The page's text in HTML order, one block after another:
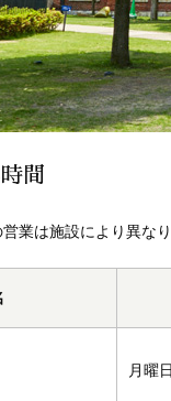
間
業は施設により異な
月曜